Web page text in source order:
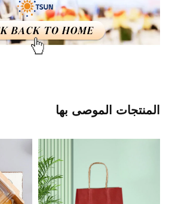
المنتجات الموصى بها